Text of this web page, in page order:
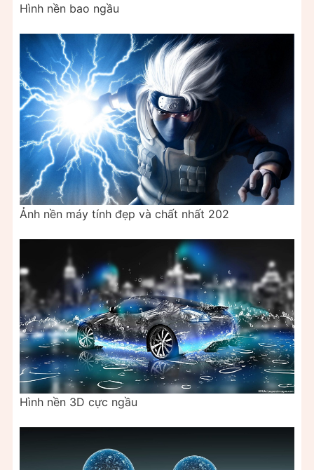
Hình nền bao ngầu
Ảnh nền máy tính đẹp và chất nhất 202
Hình nền 3D cực ngầu